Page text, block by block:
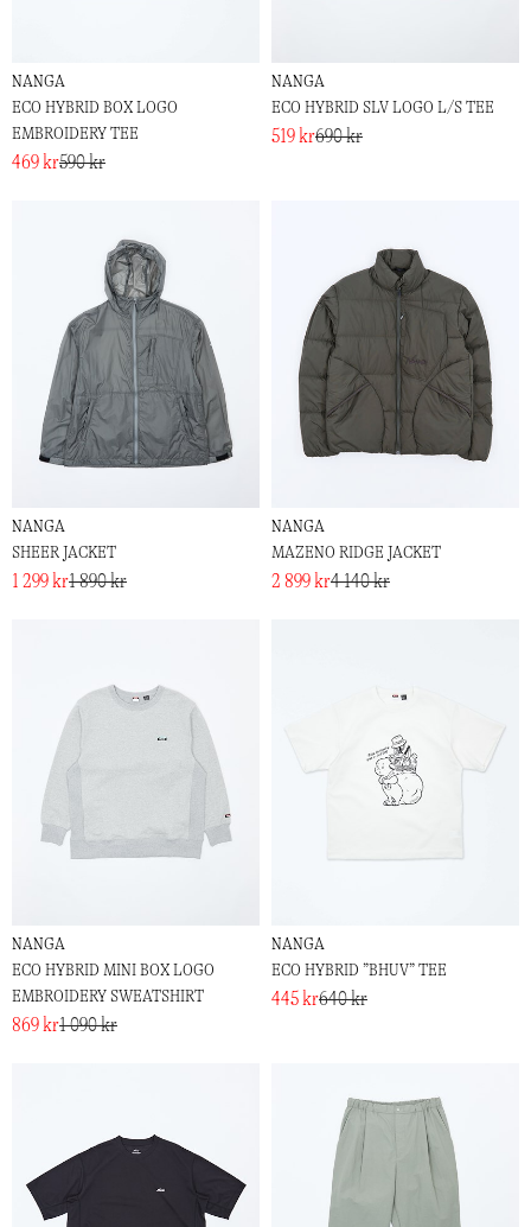
NANGA
ECO HYBRID BOX LOGO
EMBROIDERY TEE
469 kr590 kr
NANGA
ECO HYBRID SLV LOGO L/S TEE
519 kr690 kr
NANGA
SHEER JACKET
1 299 kr1 890 kr
NANGA
MAZENO RIDGE JACKET
2 899 kr4 140 kr
NANGA
ECO HYBRID MINI BOX LOGO
EMBROIDERY SWEATSHIRT
869 kr1 090 kr
NANGA
ECO HYBRID ”BHUV” TEE
445 kr640 kr